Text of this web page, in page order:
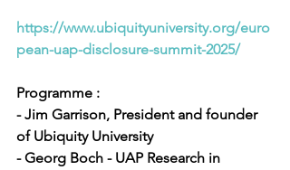
https://www.ubiquityuniversity.org/euro
pean-uap-disclosure-summit-2025/
Programme :
- Jim Garrison, President and founder
of Ubiquity University
- Georg Boch - UAP Research in